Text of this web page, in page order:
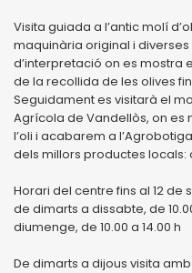
Visita guiada a l’antic molí
maquinària original i
d’interpretació on es mostra
de la recollida de les olives
Seguidament es visitarà el
Agrícola de Vandellòs, on
l’oli i acabarem a
dels millors productes locals:
Horari del centre fins al 12 de
de dimarts a dissabte, de
diumenge, de 10.00 a 14.00 h
De dimarts a dijous visita